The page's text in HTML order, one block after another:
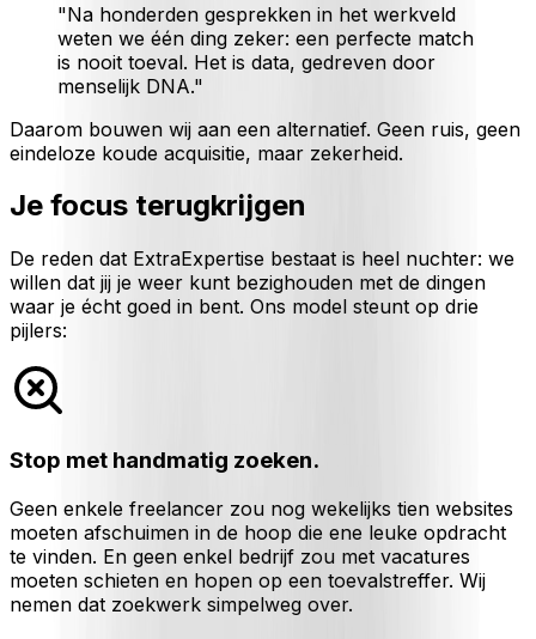
"Na honderden gesprekken in het werkveld
weten we één ding zeker: een perfecte match
is nooit toeval. Het is data, gedreven door
menselijk DNA."
Daarom bouwen wij aan een alternatief. Geen ruis, geen
eindeloze koude acquisitie, maar zekerheid.
Je focus terugkrijgen
De reden dat ExtraExpertise bestaat is heel nuchter: we
willen dat jij je weer kunt bezighouden met de dingen
waar je écht goed in bent. Ons model steunt op drie
pijlers:
Stop met handmatig zoeken.
Geen enkele freelancer zou nog wekelijks tien websites
moeten afschuimen in de hoop die ene leuke opdracht
te vinden. En geen enkel bedrijf zou met vacatures
moeten schieten en hopen op een toevalstreffer. Wij
nemen dat zoekwerk simpelweg over.